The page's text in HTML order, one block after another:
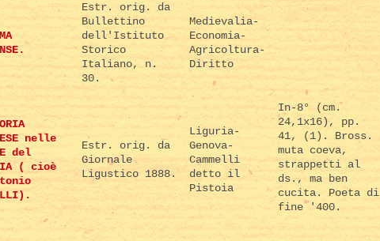
Estr. orig. da
Bullettino
dell'Istituto
Storico
Italiano, n.
30.
Medievalia-
Economia-
Agricoltura-
Diritto
nelle
del
( cioè
Estr. orig. da
Giornale
Ligustico 1888.
Liguria-
Genova-
Cammelli
detto il
Pistoia
In-8° (cm.
24,1x16), pp.
41, (1). Bross.
muta coeva,
strappetti al
ds., ma ben
cucita. Poeta di
fine '400.